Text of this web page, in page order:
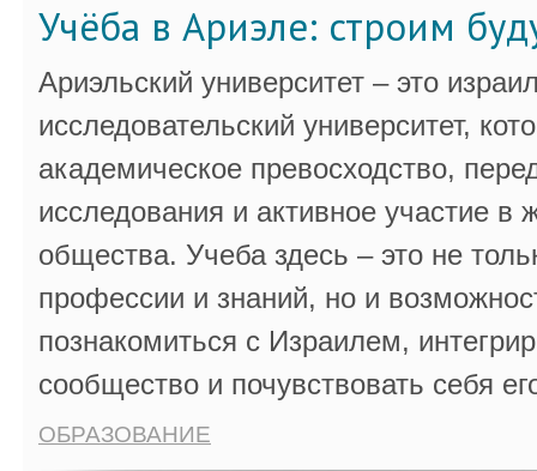
Учёба в Ариэле: строим
Ариэльский университет – это
исследовательский университет,
академическое превосходство,
исследования и активное участие в
общества. Учеба здесь – это не
профессии и знаний, но и
познакомиться с Израилем,
сообщество и почувствовать себя
ОБРАЗОВАНИЕ